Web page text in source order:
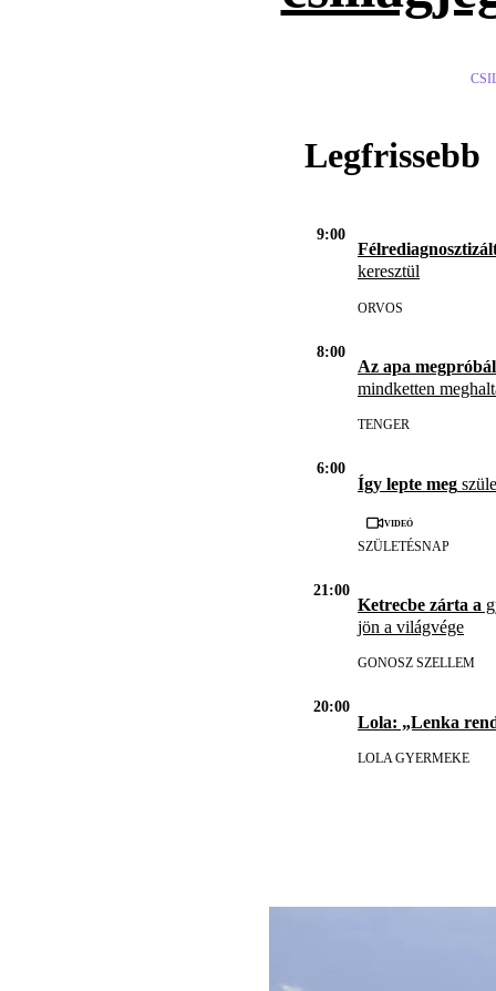
Legfrissebb
9:00
keresztül
ORVOS
8:00
Az apa
mindketten
TENGER
6:00
Így lepte meg
Videó
SZÜLETÉSNAP
21:00
Ketrecbe zárta a
jön a világvége
GONOSZ SZELLEM
20:00
Lola: „Lenka
LOLA GYERMEKE